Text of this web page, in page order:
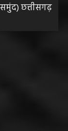
छत्तीसगढ़